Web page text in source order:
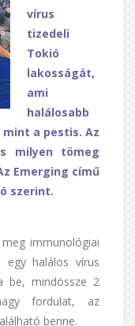
vírus
tizedeli
Tokió
lakosságát,
ami
halálosabb
a pestis. Az
milyen tömeg
Emerging című
szerint.
immunológiai
egy halálos vírus
be, mindössze 2
fordulat, az
benne.